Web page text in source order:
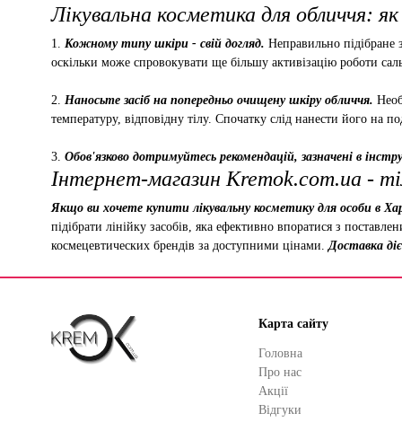
Лікувальна косметика для обличчя:
1. Кожному типу шкіри - свій догляд. Неправильно
оскільки може спровокувати ще більшу активізацію роботи
2. Наносьте засіб на попередньо очищену шкіру обличчя.
температуру, відповідну тілу. Спочатку слід нанести його на
3. Обов'язково дотримуйтесь рекомендацій, зазначені в
Інтернет-магазин Kremok.com.ua -
Якщо ви хочете купити лікувальну косметику для особи в
підібрати лінійку засобів, яка ефективно впоратися з
космецевтических брендів за доступними цінами. Доставка
Карта сайту
Головна
Про нас
Акції
Відгуки